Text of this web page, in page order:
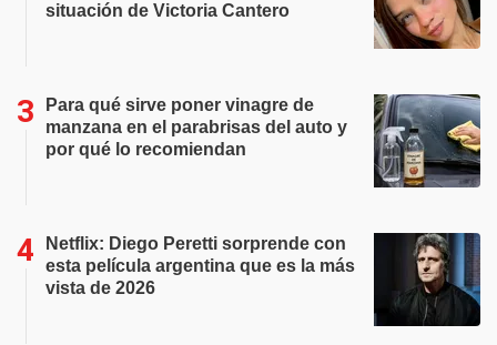
situación de Victoria Cantero
Para qué sirve poner vinagre de
manzana en el parabrisas del auto y
por qué lo recomiendan
Netflix: Diego Peretti sorprende con
esta película argentina que es la más
vista de 2026